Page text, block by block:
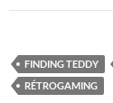
FINDING TEDDY
RÉTROGAMING